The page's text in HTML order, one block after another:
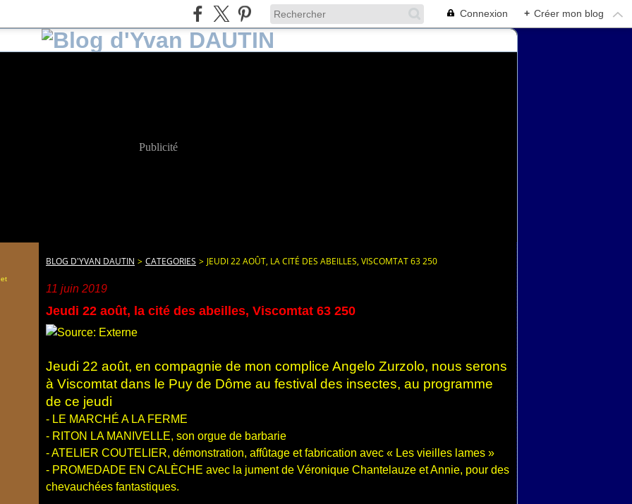
Connexion + Créer mon blog
Publicité
et
BLOG D'YVAN DAUTIN > CATEGORIES > JEUDI 22 AOÛT, LA CITÉ DES ABEILLES, VISCOMTAT 63 250
11 juin 2019
Jeudi 22 août, la cité des abeilles, Viscomtat 63 250
Jeudi 22 août, en compagnie de mon complice Angelo Zurzolo, nous serons
à Viscomtat dans le Puy de Dôme au festival des insectes, au programme
de ce jeudi
- LE MARCHÉ A LA FERME
- RITON LA MANIVELLE, son orgue de barbarie
- ATELIER COUTELIER, démonstration, affûtage et fabrication avec « Les vieilles lames »
- PROMEDADE EN CALÈCHE avec la jument de Véronique Chantelauze et Annie, pour des
chevauchées fantastiques.